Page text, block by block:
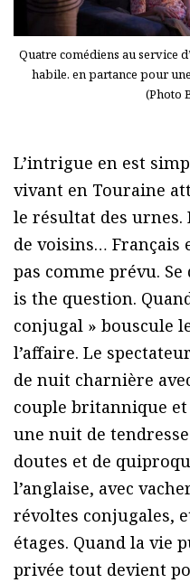
Quatre comédiens au service
habile. en partance pour
(Photo
L’intrigue en est
vivant en Touraine
le résultat des
de voisins… Français
pas comme prévu.
is the question.
conjugal » bouscule
l’affaire. Le
de nuit charnière
couple britannique
une nuit de
doutes et de
l’anglaise, avec
révoltes conjugales,
étages. Quand la vie
privée tout devient